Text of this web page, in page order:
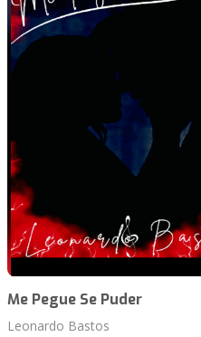
Me Pegue Se Puder
Leonardo Bastos